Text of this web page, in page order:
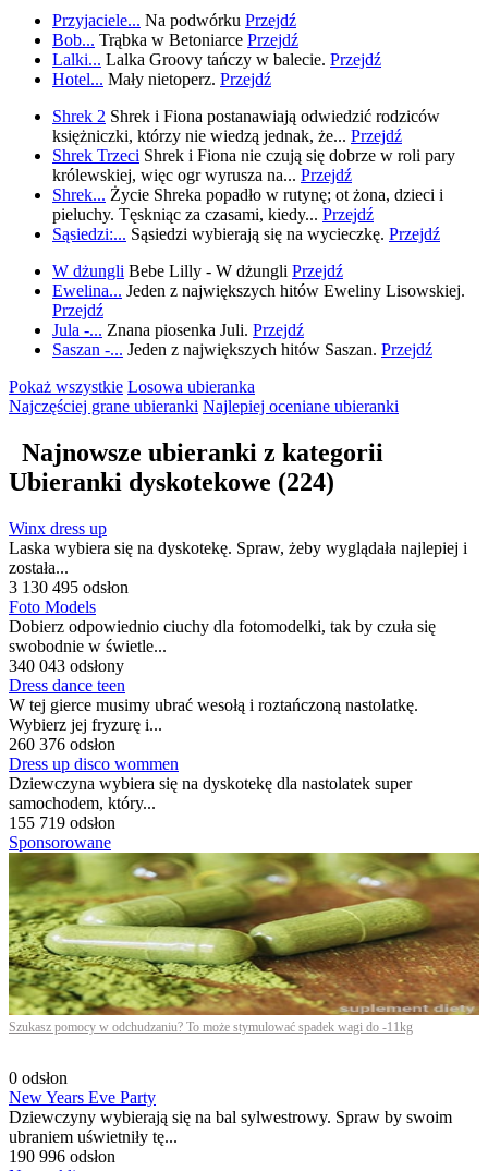
Przyjaciele... Na podwórku Przejdź
Bob... Trąbka w Betoniarce Przejdź
Lalki... Lalka Groovy tańczy w balecie. Przejdź
Hotel... Mały nietoperz. Przejdź
Shrek 2 Shrek i Fiona postanawiają odwiedzić rodziców
księżniczki, którzy nie wiedzą jednak, że... Przejdź
Shrek Trzeci Shrek i Fiona nie czują się dobrze w roli pary
królewskiej, więc ogr wyrusza na... Przejdź
Shrek... Życie Shreka popadło w rutynę; ot żona, dzieci i
pieluchy. Tęskniąc za czasami, kiedy... Przejdź
Sąsiedzi:... Sąsiedzi wybierają się na wycieczkę. Przejdź
W dżungli Bebe Lilly - W dżungli Przejdź
Ewelina... Jeden z największych hitów Eweliny Lisowskiej.
Przejdź
Jula -... Znana piosenka Juli. Przejdź
Saszan -... Jeden z największych hitów Saszan. Przejdź
Pokaż wszystkie Losowa ubieranka
Najczęściej grane ubieranki Najlepiej oceniane ubieranki
Najnowsze ubieranki z kategorii
Ubieranki dyskotekowe (224)
Winx dress up
Laska wybiera się na dyskotekę. Spraw, żeby wyglądała najlepiej i
została...
3 130 495 odsłon
Foto Models
Dobierz odpowiednio ciuchy dla fotomodelki, tak by czuła się
swobodnie w świetle...
340 043 odsłony
Dress dance teen
W tej gierce musimy ubrać wesołą i roztańczoną nastolatkę.
Wybierz jej fryzurę i...
260 376 odsłon
Dress up disco wommen
Dziewczyna wybiera się na dyskotekę dla nastolatek super
samochodem, który...
155 719 odsłon
Sponsorowane
Szukasz pomocy w odchudzaniu? To może stymulować spadek wagi do -11kg
0 odsłon
New Years Eve Party
Dziewczyny wybierają się na bal sylwestrowy. Spraw by swoim
ubraniem uświetniły tę...
190 996 odsłon